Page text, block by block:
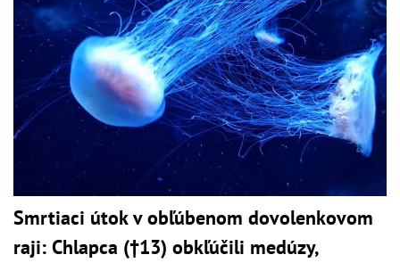
Smrtiaci útok v obľúbenom dovolenkovom
raji: Chlapca (†13) obkľúčili medúzy,